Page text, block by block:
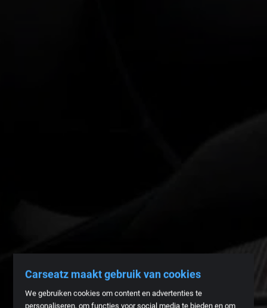
Carseatz maakt gebruik van cookies
We gebruiken cookies om content en advertenties te
personaliseren, om functies voor social media te bieden en om